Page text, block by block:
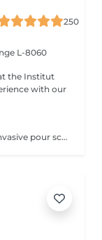
250
L-8060
the Institut
with our
Découvrez une approche innovante et non invasive pour sculpter votre silhouette, alliant la puissance de l'ultra son à la technologie avancée du Wonder Axon. Cette synergie unique agit en profondeur pour : Défibroser les cellulites indurées : Les ondes ultrasonores ciblent les nodules fibreux, brisant les tissus durcis et libérant les graisses emprisonnées. Brûler les graisses libérées : Le Wonder Axon active la lipolyse et stimule le drainage lymphatique, éliminant naturellement les toxines et les lipides. Sculpter une musculature harmonieuse : Les impulsions électrostimulantes du Wonder Axon tonifient les muscles en douceur, pour une silhouette ferme et équilibrée. Booster le métabolisme de base : En stimulant la microcirculation et l'activité cellulaire, cette combinaison relance la combustion des calories même au repos.